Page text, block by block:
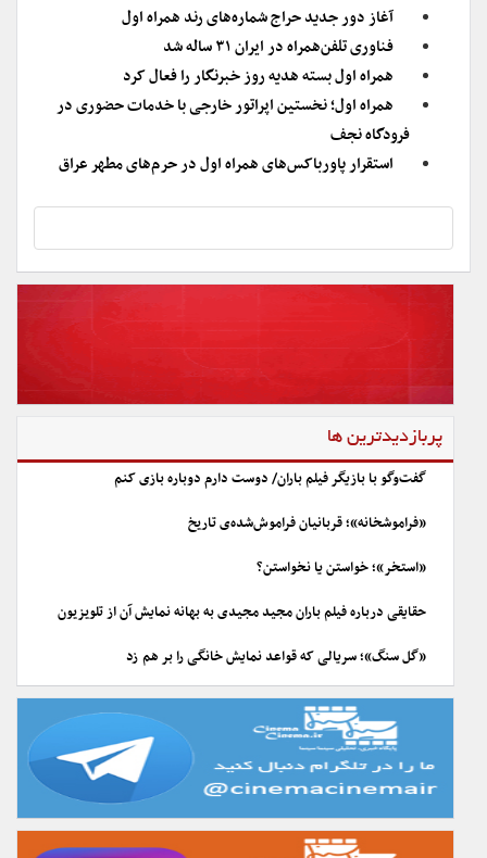
آغاز دور جدید حراج شماره‌های رند همراه اول
فناوری تلفن‌همراه در ایران ۳۱ ساله شد
همراه اول بسته هدیه روز خبرنگار را فعال کرد
همراه اول؛ نخستین اپراتور خارجی با خدمات حضوری در
فرودگاه نجف
استقرار پاورباکس‌های همراه اول در حرم‌های مطهر عراق
پربازدیدترین ها
گفت‌وگو با بازیگر فیلم باران/ دوست دارم دوباره بازی کنم
«فراموشخانه»؛ قربانیان فراموش‌شده‌ی تاریخ
«استخر»؛ خواستن یا نخواستن؟
حقایقی درباره فیلم باران مجید مجیدی به بهانه نمایش آن از تلویزیون
«گل سنگ»؛ سریالی که قواعد نمایش خانگی را بر هم زد